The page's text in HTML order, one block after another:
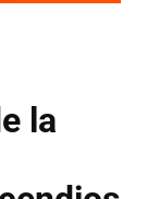
la